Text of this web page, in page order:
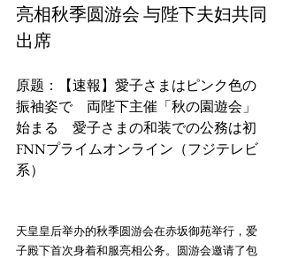
亮相秋季圆游会 与陛下夫妇共同
出席
原题：【速報】愛子さまはピンク色の
振袖姿で　両陛下主催「秋の園遊会」
始まる　愛子さまの和装での公務は初
FNNプライムオンライン（フジテレビ
天皇皇后举办的秋季圆游会在赤坂御苑举行，爱
子殿下首次身着和服亮相公务。圆游会邀请了包